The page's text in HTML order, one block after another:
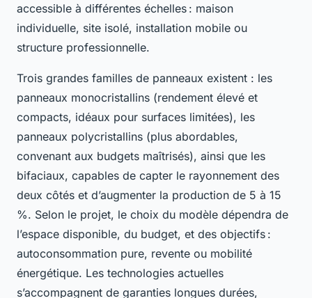
accessible à différentes échelles : maison
individuelle, site isolé, installation mobile ou
structure professionnelle.
Trois grandes familles de panneaux existent : les
panneaux monocristallins (rendement élevé et
compacts, idéaux pour surfaces limitées), les
panneaux polycristallins (plus abordables,
convenant aux budgets maîtrisés), ainsi que les
bifaciaux, capables de capter le rayonnement des
deux côtés et d’augmenter la production de 5 à 15
%. Selon le projet, le choix du modèle dépendra de
l’espace disponible, du budget, et des objectifs :
autoconsommation pure, revente ou mobilité
énergétique. Les technologies actuelles
s’accompagnent de garanties longues durées,